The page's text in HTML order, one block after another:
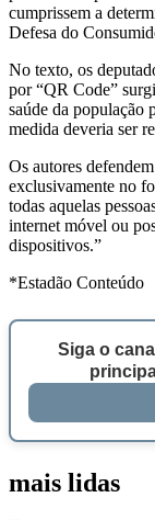
cumprissem a
Defesa do
No texto, os
por “QR Code”
saúde da população
medida deveria ser
Os autores
exclusivamente no
todas aquelas
internet móvel ou
dispositivos.”
*Estadão Conteúdo
Siga o
mais lidas